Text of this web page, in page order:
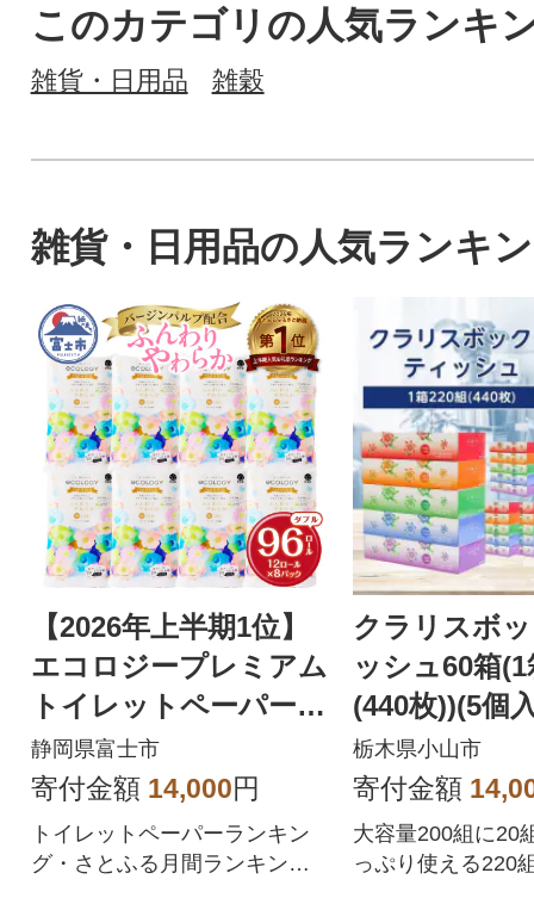
このカテゴリの人気ランキ
雑貨・日用品 雑穀
雑貨・日用品の人気ランキ
【2026年上半期1位】
エコロジープレミアム
トイレットペーパー
ダブル 96ロール 日用
品 人気
静岡県富士市
寄付金額 14,000円
トイレットペーパーランキン
グ・さとふる月間ランキング1
クラリスボ
ッシュ60箱
(440枚))(5個
ット)
栃木県小山市
寄付金額
大容量200組に20
っぷり使える220